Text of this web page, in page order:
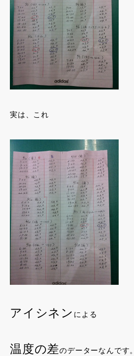
実は、これ
アイシネン による
温度の差のデーターなんです。